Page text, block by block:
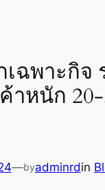
ฉพาะกิจ
าหนัก
—byadminrdin